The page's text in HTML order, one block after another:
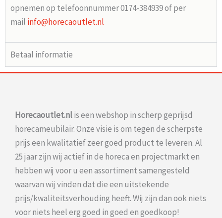
opnemen op telefoonnummer 0174-384939 of per
mail info@horecaoutlet.nl
Betaal informatie
Horecaoutlet.nlis een webshop in scherp geprijsd
horecameubilair. Onze visie is om tegen de scherpste
prijs een kwalitatief zeer goed product te leveren. Al
25 jaar zijn wij actief in de horeca en projectmarkt en
hebben wij voor u een assortiment samengesteld
waarvan wij vinden dat die een uitstekende
prijs/kwaliteitsverhouding heeft. Wij zijn dan ook niets
voor niets heel erg goed in goed en goedkoop!